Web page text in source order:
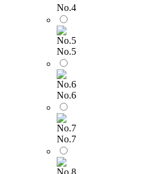
No.4
No.5
No.6
No.7